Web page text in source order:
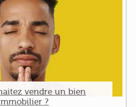
vendre un bien
?